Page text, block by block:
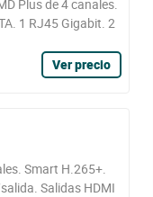
Plus de 4 canales.
1 RJ45 Gigabit. 2
Ver precio
Smart H.265+.
Salidas HDMI